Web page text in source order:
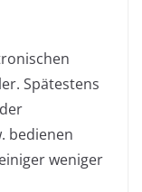
Spätestens
bedienen
weniger